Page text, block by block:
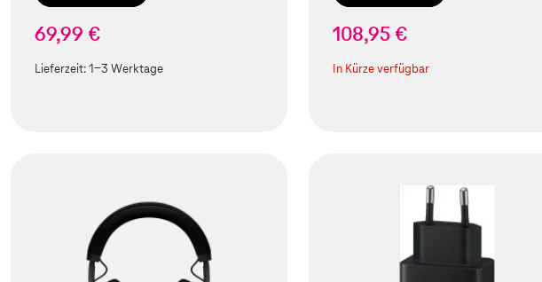
69,99 €
Lieferzeit:1-3 Werktage
108,95 €
In Kürze verfügbar